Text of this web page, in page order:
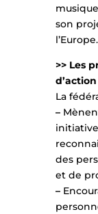
son
l’Europe.
>> Les
La
–
des
et de
–